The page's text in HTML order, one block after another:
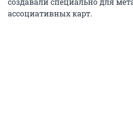
ассоциативных карт.